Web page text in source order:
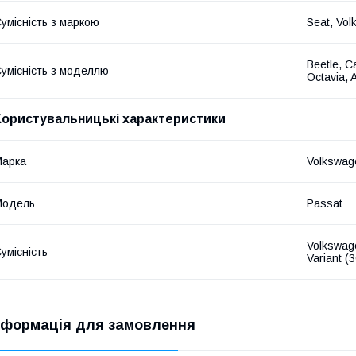
з маркою Seat,
з моделлю
Beetle,
Octavia,
характеристики
Passat
Variant
для замовлення